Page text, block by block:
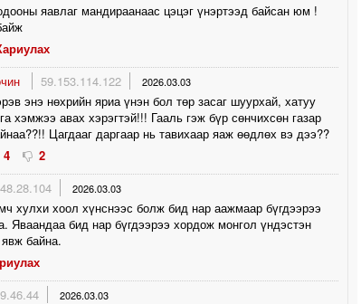
яавлаг мандираанаас цэцэг үнэртээд байсан юм !
59.153.114.122 2026.03.03
энэ нөхрийн яриа үнэн бол төр засаг шуурхай, хатуу
хэмжээ авах хэрэгтэй!!! Гааль гэж бүр сөнчихсөн газар
Цагдааг даргаар нь тавихаар яаж өөдлөх вэ дээ??
4
2
2026.03.03
хулхи хоол хүнснээс болж бид нар аажмаар бүгдээрээ
Яваандаа бид нар бүгдээрээ хордож монгол үндэстэн
байна.
2026.03.03